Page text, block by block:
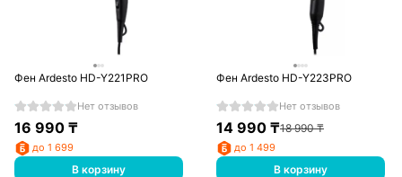
Фен Ardesto HD-Y221PRO
Нет отзывов
16 990₸
до 1 699
В корзину
Фен Ardesto HD-Y223PRO
Нет отзывов
14 990 ₸18 990₸
до 1 499
В корзину